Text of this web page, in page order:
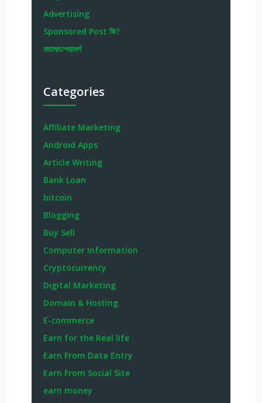
Advertising
Sponsored Post কি?
মতামত/পরামর্শ
Categories
Affiliate Marketing
Android Apps
Article Writing
Bank Loan
bitcoin
Blogging
Buy Sell
Computer Information
Cryptocurrency
Digital Marketing
Domain & Hosting
E-commerce
Earn for the Real life
Earn From Data Entry
Earn From Social Site
earn money